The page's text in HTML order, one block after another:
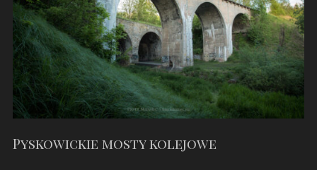
MAJ
2019"
Pyskowickie mosty kolejowe